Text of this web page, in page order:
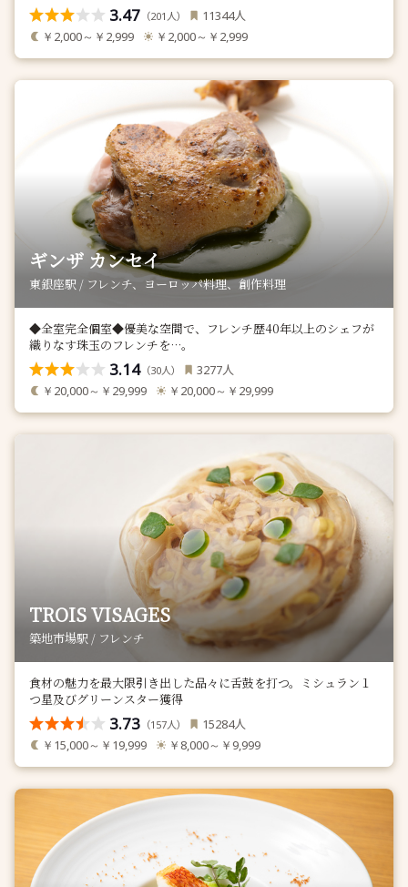
3.47 （201 人） 11344人
￥2,000～￥2,999 ￥2,000～￥2,999
ギンザ カンセイ
東銀座駅 / フレンチ、ヨーロッパ料理、創作料理
◆全室完全個室◆優美な空間で、フレンチ歴40年以上のシェフが
織りなす珠玉のフレンチを…。
3.14（30人） 3277人
￥20,000～￥29,999 ￥20,000～￥29,999
TROIS VISAGES
築地市場駅 / フレンチ
食材の魅力を最大限引き出した品々に舌鼓を打つ。ミシュラン１
つ星及びグリーンスター獲得
3.73 （157人） 15284人
￥15,000～￥19,999 ￥8,000～￥9,999